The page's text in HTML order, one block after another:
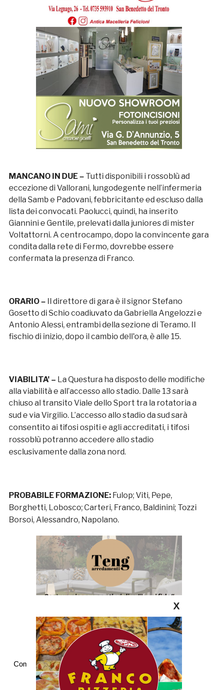
MANCANO IN DUE – Tutti disponibili i rossoblù ad
eccezione di Vallorani, lungodegente nell’infermeria
della Samb e Padovani, febbricitante ed escluso dalla
lista dei convocati. Paolucci, quindi, ha inserito
Giannini e Gentile, prelevati dalla juniores di mister
Voltattorni. A centrocampo, dopo la convincente gara
condita dalla rete di Fermo, dovrebbe essere
confermata la presenza di Franco.
ORARIO – Il direttore di gara è il signor Stefano
Gosetto di Schio coadiuvato da Gabriella Angelozzi e
Antonio Alessi, entrambi della sezione di Teramo. Il
fischio di inizio, dopo il cambio dell'ora, è alle 15.
VIABILITA' – La Questura ha disposto delle modifiche
alla viabilità e all’accesso allo stadio. Dalle 13 sarà
chiuso al transito Viale dello Sport tra la rotatoria a
sud e via Virgilio. L’accesso allo stadio da sud sarà
consentito ai tifosi ospiti e agli accreditati, i tifosi
rossoblù potranno accedere allo stadio
esclusivamente dalla zona nord.
PROBABILE FORMAZIONE: Fulop; Viti, Pepe,
Borghetti, Lobosco; Carteri, Franco, Baldinini; Tozzi
Borsoi, Alessandro, Napolano.
Commenti
X